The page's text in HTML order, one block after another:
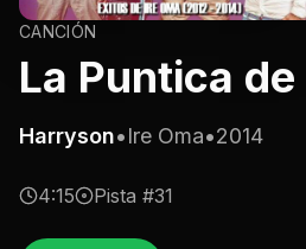
CANCIÓN
La Puntica
Harryson•Ire Oma•2014
4:15 Pista #31